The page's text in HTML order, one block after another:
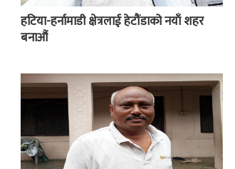
हटिया-हर्नामाडी क्षेत्रलाई हेटौंडाको नयाँ शहर
बनाऔं